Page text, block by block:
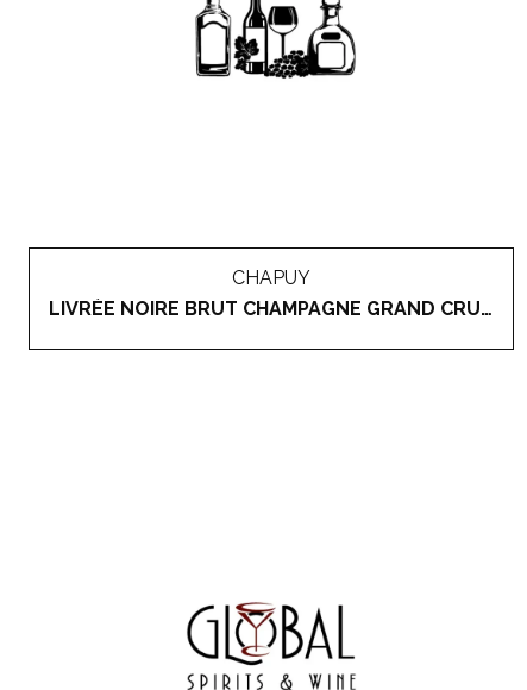
CHAPUY
LIVRÉE NOIRE BRUT CHAMPAGNE GRAND CRU 'OGER'